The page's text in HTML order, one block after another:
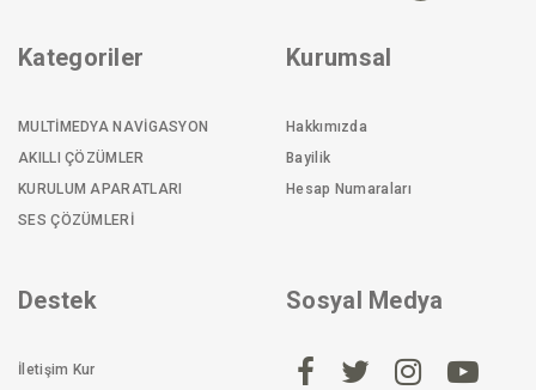
Kategoriler
MULTİMEDYA NAVİGASYON
AKILLI ÇÖZÜMLER
KURULUM APARATLARI
SES ÇÖZÜMLERİ
Kurumsal
Hakkımızda
Bayilik
Hesap Numaraları
Destek
İletişim Kur
Sosyal Medya